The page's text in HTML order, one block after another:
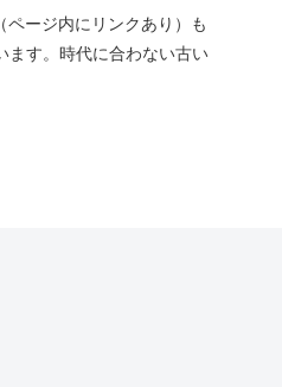
ージ内にリンクあり）も
ます。時代に合わない古い